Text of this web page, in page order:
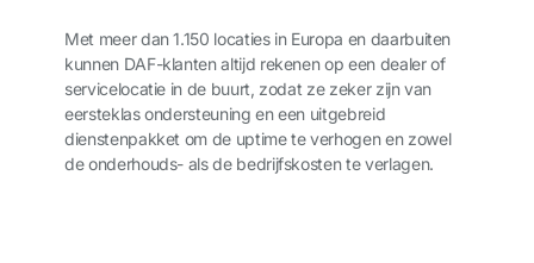
Met meer dan 1.150 locaties in Europa en daarbuiten
kunnen DAF-klanten altijd rekenen op een dealer of
servicelocatie in de buurt, zodat ze zeker zijn van
eersteklas ondersteuning en een uitgebreid
dienstenpakket om de uptime te verhogen en zowel
de onderhouds- als de bedrijfskosten te verlagen.